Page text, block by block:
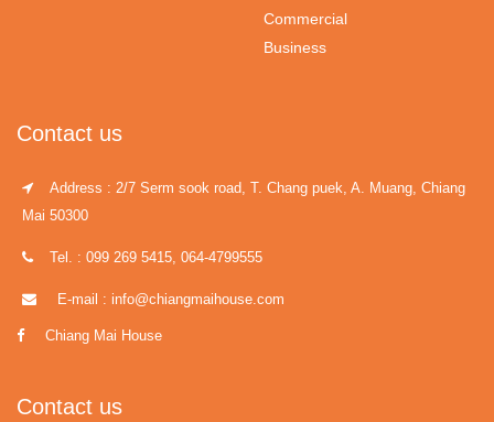
Commercial
Business
Contact us
Address : 2/7 Serm sook road, T. Chang puek, A. Muang, Chiang
Mai 50300
Tel. : 099 269 5415, 064-4799555
E-mail : info@chiangmaihouse.com
Chiang Mai House
Contact us